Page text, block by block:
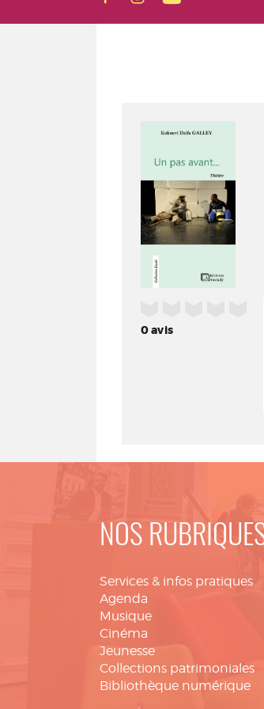
0avis
NOS
Services & infos pratiques
Agenda
Musique
Cinéma
Jeunesse
Collections patrimoniales
Bibliothèque numérique